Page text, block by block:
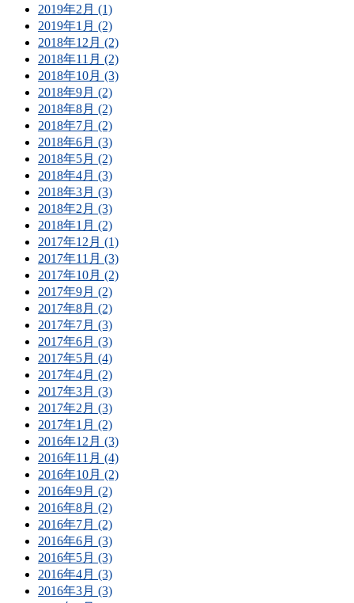
2019年2月 (1)
2019年1月 (2)
2018年12月 (2)
2018年11月 (2)
2018年10月 (3)
2018年9月 (2)
2018年8月 (2)
2018年7月 (2)
2018年6月 (3)
2018年5月 (2)
2018年4月 (3)
2018年3月 (3)
2018年2月 (3)
2018年1月 (2)
2017年12月 (1)
2017年11月 (3)
2017年10月 (2)
2017年9月 (2)
2017年8月 (2)
2017年7月 (3)
2017年6月 (3)
2017年5月 (4)
2017年4月 (2)
2017年3月 (3)
2017年2月 (3)
2017年1月 (2)
2016年12月 (3)
2016年11月 (4)
2016年10月 (2)
2016年9月 (2)
2016年8月 (2)
2016年7月 (2)
2016年6月 (3)
2016年5月 (3)
2016年4月 (3)
2016年3月 (3)